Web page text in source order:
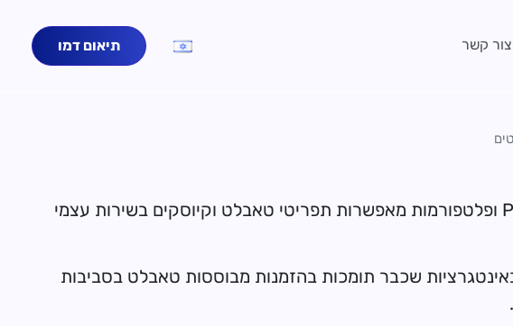
צור קשר תיאום דמו
. דף זה מציג אילו מערכות POS ופלטפורמות מאפשרות תפריטי טאבלט וקיוסקים בשירות עצמי
שכבר תומכות בהזמנות מבוססות טאבלט בסביבות
.